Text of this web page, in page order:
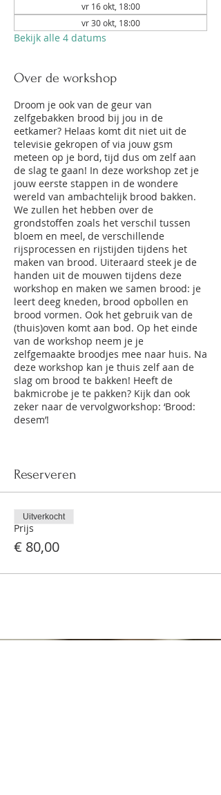
vr 16 okt, 18:00
vr 30 okt, 18:00
Bekijk alle 4 datums
Over de workshop
Droom je ook van de geur van
zelfgebakken brood bij jou in de
eetkamer? Helaas komt dit niet uit de
televisie gekropen of via jouw gsm
meteen op je bord, tijd dus om zelf aan
de slag te gaan! In deze workshop zet je
jouw eerste stappen in de wondere
wereld van ambachtelijk brood bakken.
We zullen het hebben over de
grondstoffen zoals het verschil tussen
bloem en meel, de verschillende
rijsprocessen en rijstijden tijdens het
maken van brood. Uiteraard steek je de
handen uit de mouwen tijdens deze
workshop en maken we samen brood: je
leert deeg kneden, brood opbollen en
brood vormen. Ook het gebruik van de
(thuis)oven komt aan bod. Op het einde
van de workshop neem je je
zelfgemaakte broodjes mee naar huis. Na
deze workshop kan je thuis zelf aan de
slag om brood te bakken! Heeft de
bakmicrobe je te pakken? Kijk dan ook
zeker naar de vervolgworkshop: ‘Brood:
desem’!
Reserveren
Prijs
€ 80,00
Uitverkocht